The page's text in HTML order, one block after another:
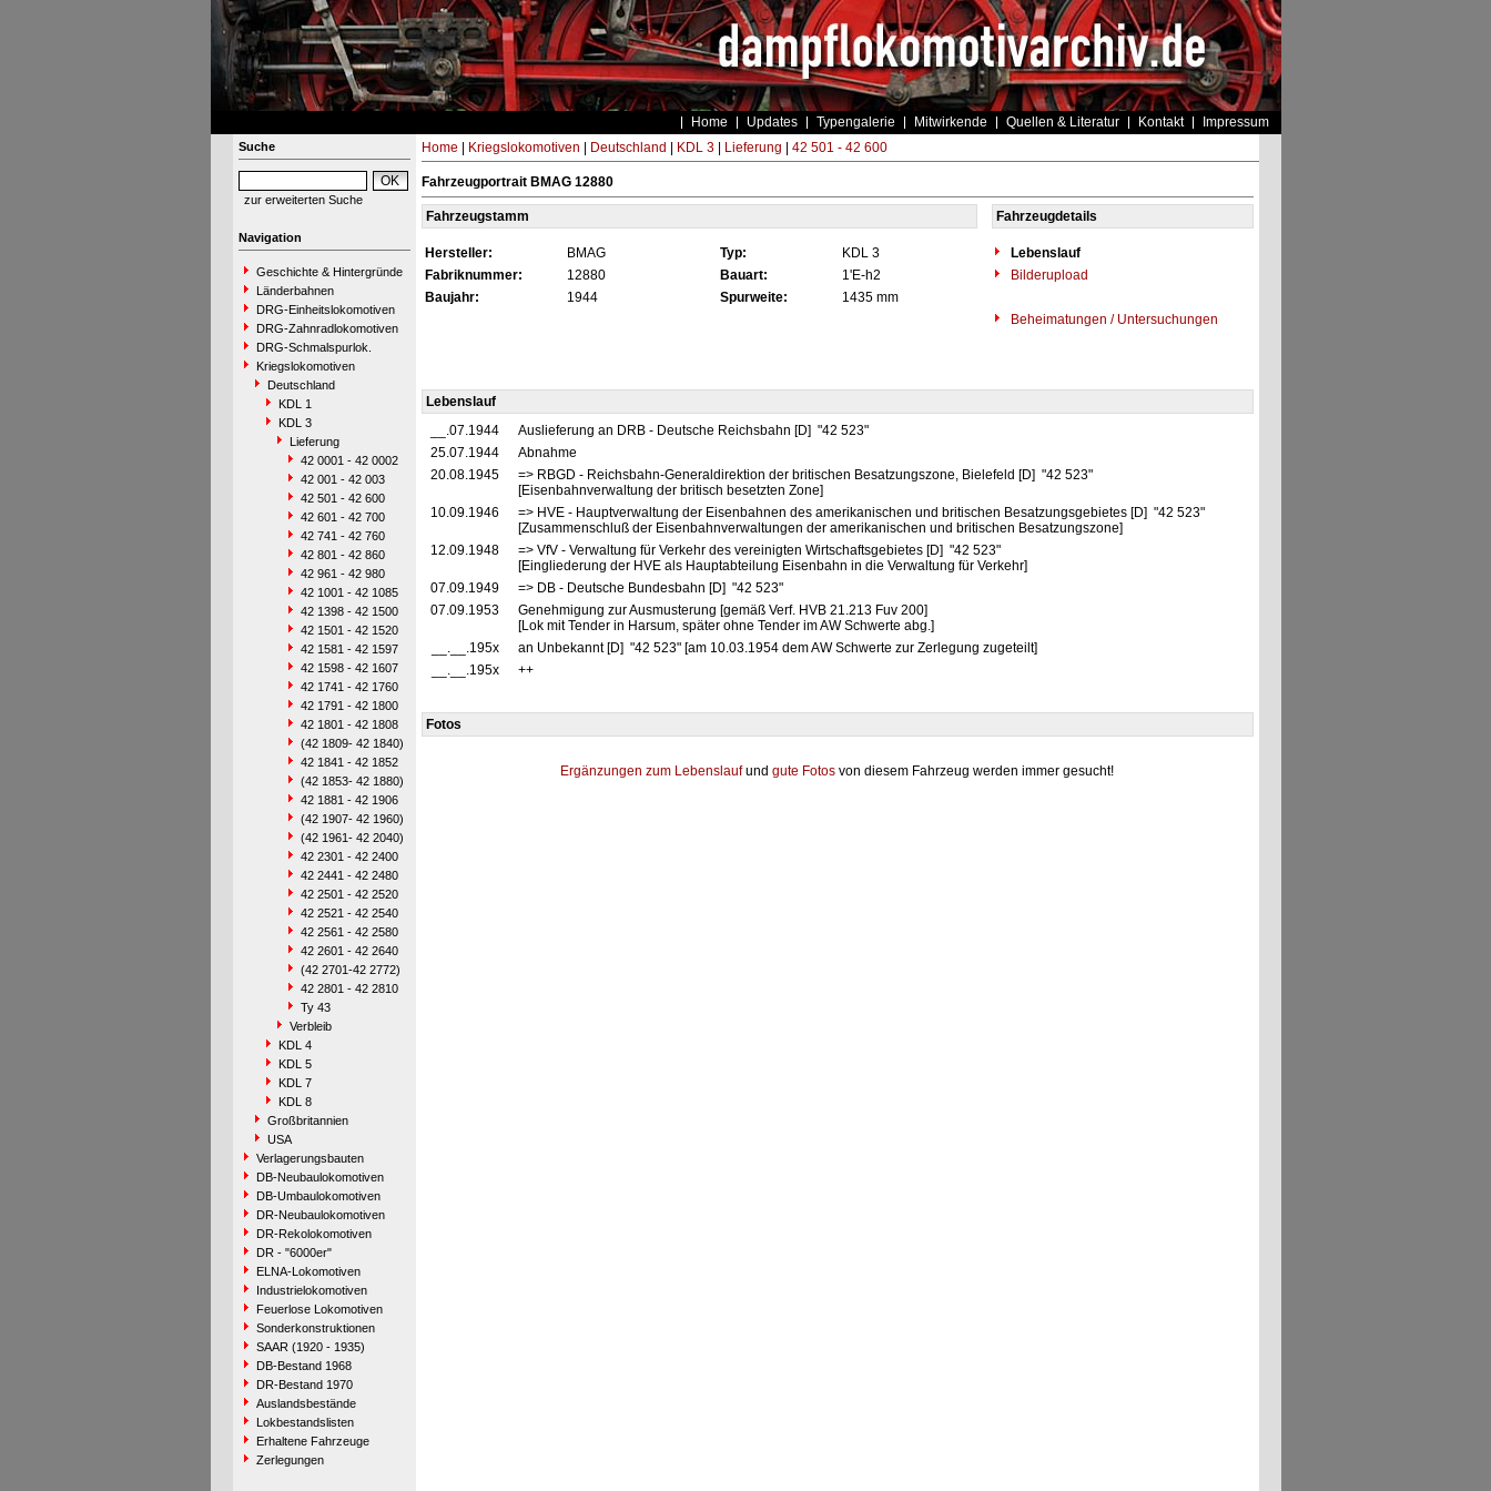
Home Updates Typengalerie Mitwirkende Quellen & Literatur Kontakt Impressum
Suche
zur erweiterten Suche
Navigation
Geschichte & Hintergründe
Länderbahnen
DRG-Einheitslokomotiven
DRG-Zahnradlokomotiven
DRG-Schmalspurlok.
Kriegslokomotiven
Deutschland
KDL 1
KDL 3
Lieferung
42 0001 - 42 0002
42 001 - 42 003
42 501 - 42 600
42 601 - 42 700
42 741 - 42 760
42 801 - 42 860
42 961 - 42 980
42 1001 - 42 1085
42 1398 - 42 1500
42 1501 - 42 1520
42 1581 - 42 1597
42 1598 - 42 1607
42 1741 - 42 1760
42 1791 - 42 1800
42 1801 - 42 1808
(42 1809- 42 1840)
42 1841 - 42 1852
(42 1853- 42 1880)
42 1881 - 42 1906
(42 1907- 42 1960)
(42 1961- 42 2040)
42 2301 - 42 2400
42 2441 - 42 2480
42 2501 - 42 2520
42 2521 - 42 2540
42 2561 - 42 2580
42 2601 - 42 2640
(42 2701-42 2772)
42 2801 - 42 2810
Ty 43
Verbleib
KDL 4
KDL 5
KDL 7
KDL 8
Großbritannien
USA
Verlagerungsbauten
DB-Neubaulokomotiven
DB-Umbaulokomotiven
DR-Neubaulokomotiven
DR-Rekolokomotiven
DR - "6000er"
ELNA-Lokomotiven
Industrielokomotiven
Feuerlose Lokomotiven
Sonderkonstruktionen
SAAR (1920 - 1935)
DB-Bestand 1968
DR-Bestand 1970
Auslandsbestände
Lokbestandslisten
Erhaltene Fahrzeuge
Zerlegungen
Home Kriegslokomotiven Deutschland KDL 3| Lieferung 42 501 - 42 600
Fahrzeugportrait BMAG 12880
Fahrzeugstamm Fahrzeugdetails
Hersteller: BMAG Typ: KDL 3
Lebenslauf
Fabriknummer:
12880 Bauart: 1'E-h2
Bilderupload
Baujahr:
1944 Spurweite:
1435 mm
Beheimatungen / Untersuchungen
Lebenslauf
__.07.1944
Auslieferung an DRB - Deutsche Reichsbahn [D] "42 523"
25.07.1944
Abnahme
20.08.1945
=> RBGD - Reichsbahn-Generaldirektion der britischen Besatzungszone, Bielefeld [D] "42 523"
[Eisenbahnverwaltung der britisch besetzten Zone]
10.09.1946
=> HVE - Hauptverwaltung der Eisenbahnen des amerikanischen und britischen Besatzungsgebietes [D] "42 523"
[Zusammenschluß der Eisenbahnverwaltungen der amerikanischen und britischen Besatzungszone]
12.09.1948
=> VfV - Verwaltung für Verkehr des vereinigten Wirtschaftsgebietes [D] "42 523"
[Eingliederung der HVE als Hauptabteilung Eisenbahn in die Verwaltung für Verkehr]
07.09.1949
=> DB - Deutsche Bundesbahn [D] "42 523"
07.09.1953
Genehmigung zur Ausmusterung [gemäß Verf. HVB 21.213 Fuv 200]
[Lok mit Tender in Harsum, später ohne Tender im AW Schwerte abg.]
__.__.195x
an Unbekannt [D] "42 523" [am 10.03.1954 dem AW Schwerte zur Zerlegung zugeteilt]
__.__.195x
++
Fotos
Ergänzungen zum Lebenslaufund gute Fotos von diesem Fahrzeug werden immer gesucht!